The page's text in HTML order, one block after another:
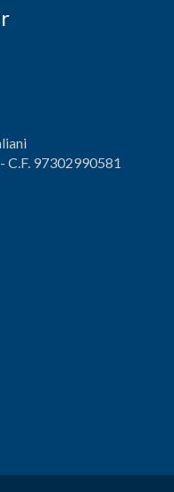
C.F. 97302990581